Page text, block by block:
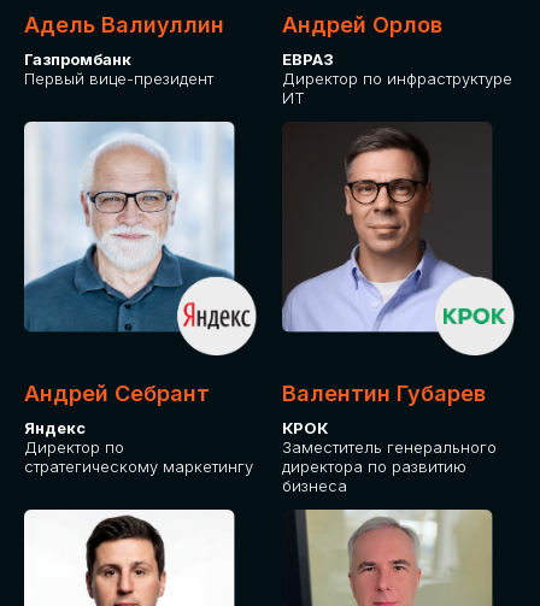
СКАЧАТЬ ПРОГРАММУ
Оставьте заявку, программу направим на
почту
Адель Валиуллин
Газпромбанк
Первый вице-президент
Андрей Орлов
ЕВРАЗ
Директор по инфраструктуре
ИТ
Андрей Себрант
Яндекс
Директор по
стратегическому маркетингу
Валентин Губарев
КРОК
Заместитель генерального
директора по развитию
бизнеса